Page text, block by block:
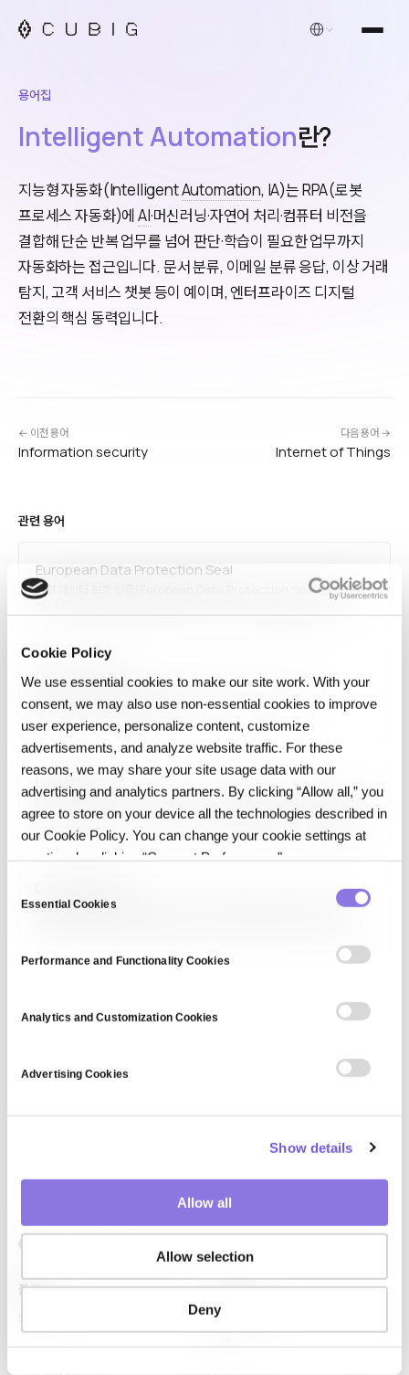
Cookie Policy
We use essential cookies to make our site work. With your
consent, we may also use non‑essential cookies to improve
user experience, personalize content, customize
advertisements, and analyze website traffic. For these
reasons, we may share your site usage data with our
advertising and analytics partners. By clicking “Allow all,” you
agree to store on your device all the technologies described in
our Cookie Policy. You can change your cookie settings at
any time by clicking “Consent Preferences."
Essential Cookies
Performance and Functionality Cookies
Analytics and Customization Cookies
Advertising Cookies
Show details
Allow all
Allow selection
Deny
한국어
용어집
Intelligent Automation란?
지능형 자동화(IntelligentAutomation, IA)는 RPA(로봇
프로세스 자동화)에AI·머신러닝·자연어 처리·컴퓨터 비전을
결합해 단순 반복 업무를 넘어 판단·학습이 필요한 업무까지
자동화하는 접근입니다. 문서 분류, 이메일 분류 응답, 이상 거래
탐지, 고객 서비스 챗봇 등이 예이며, 엔터프라이즈 디지털
전환의 핵심 동력입니다.
← 이전 용어
Information security
다음 용어 →
Internet of Things
관련 용어
European Data Protection Seal
유럽 데이터 보호 인증(European Data Protection Seal)은 GDPR
데이터 이전의 안전장치로 활용할 수 있습니다. 2025년 현재…
Data Contract
Data contract는 데이터를 생산하는 팀과 소비하는 팀 사이의
명시적이고 강제되는 합의입니다.
LangChain
LangChain은 대규모 언어 모델(LLM)을 활용한 애플리케이션 개발을
쉽게 해주는 오픈소스 프레임워크입니다. 프롬프트 관리, 체인(연쇄 호출),
에이전트, 메모리, 외부 도구·데이터 연결(RAG) 기능을 제공하며,
Python·JavaScript로 사용 가능합니다. LLM 기반 챗봇, 질의응답
데이터 리포팅(Data Reporting)은 수집된 데이터를 요약·정리해
리포트, 규제 공시 등 형태가 다양하며, Power BI·Tableau·Looker 같은
도구가 사용됩니다. 품질 높은 리포팅은 정확성·적시성·맥락·행동 지향적
플랫폼 핵심 역량
LLM Capsule